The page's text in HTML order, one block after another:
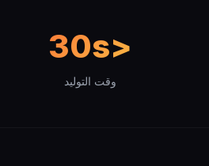
<30s
وقت التوليد